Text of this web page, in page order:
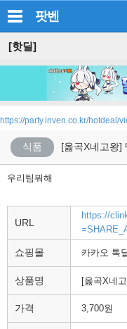
팟벤
[핫딜]
https://party.inven.co.kr/hotdeal/
식품 [옳곡X네고왕]
우리팀뭐해
URL
https://
쇼핑몰 카카오 톡
상품명 [옳곡X네
가격 3,700원